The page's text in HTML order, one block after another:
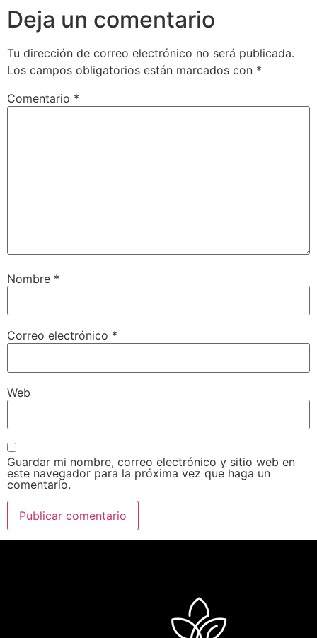
Deja un comentario
Tu dirección de correo electrónico no será publicada.
Los campos obligatorios están marcados con *
Comentario *
Nombre *
Correo electrónico *
Web
Guardar mi nombre, correo electrónico y sitio web en
este navegador para la próxima vez que haga un
comentario.